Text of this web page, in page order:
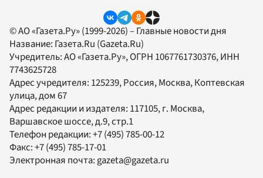
© АО «Газета.Ру» (1999-2026) – Главные новости дня
Название: Газета.Ru (Gazeta.Ru)
Учредитель:АО «Газета.Ру», ОГРН 1067761730376, ИНН
7743625728
Адрес учредителя: 125239, Россия, Москва, Коптевская
улица, дом 67
Адрес редакции и издателя: 117105, г. Москва,
Варшавское шоссе, д.9, стр.1
Телефон редакции:+7 (495) 785-00-12
Факс:+7 (495) 785-17-01
Электронная почта: gazeta@gazeta.ru